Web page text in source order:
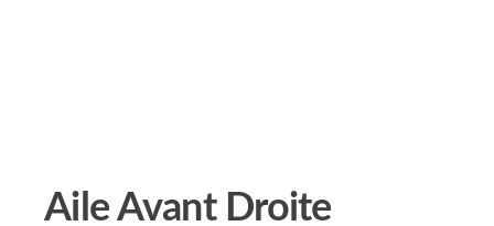
Aile Avant Droite